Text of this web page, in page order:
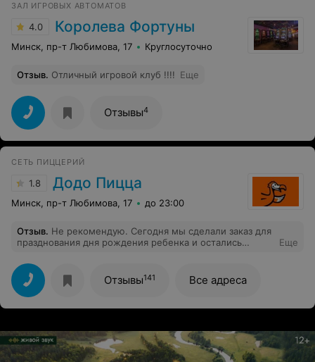
испорченное пиво сняли с продажи спустя пять минут
после конфликта.
ЗАЛ ИГРОВЫХ АВТОМАТОВ
4.0 Королева Фортуны
Минск, пр-т Любимова, 17 Круглосуточно
Отзыв. Отличный игровой клуб !!!! Еще
Отзывы4
СЕТЬ ПИЦЦЕРИЙ
1.8 Додо Пицца
Минск, пр-т Любимова, 17 до 23:00
Отзыв. Не рекомендую. Сегодня мы сделали заказ для
празднования дня рождения ребенка и остались
одно тесто, начинка была распределена слишком
тонким слоем. Нагетсы также не понравились детям,
не доели и даже картошку не смогли доесть.К
сожалению, это испортило настроение на важном
событии. Я не планирую больше обращаться в додо и
особенным.
Еще
Отзывы141 Все адреса